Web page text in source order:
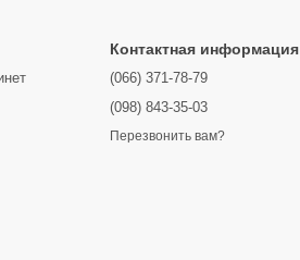
Контактная информация
(066) 371-78-79
(098) 843-35-03
Перезвонить вам?